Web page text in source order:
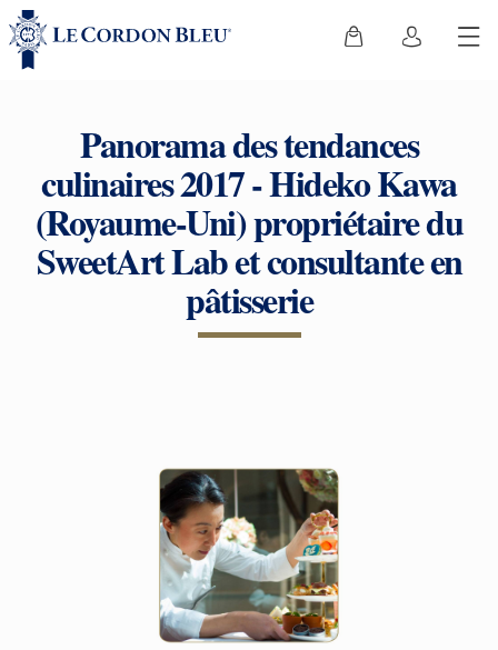
Panorama des tendances
culinaires 2017 - Hideko Kawa
(Royaume-Uni) propriétaire du
SweetArt Lab et consultante en
pâtisserie